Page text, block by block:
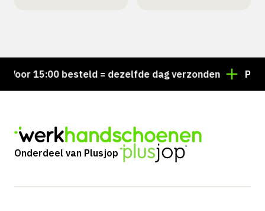
15:00 besteld = dezelfde dag verzonden
Onderdeel van Plusjop